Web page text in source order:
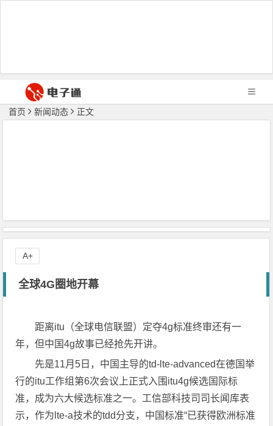
首页 新闻动态 正文
全球4G圈地开幕
距离itu（全球电信联盟）定夺4g标准终审还有一
年，但中国4g故事已经抢先开讲。
先是11月5日，中国主导的td-lte-advanced在德国举
行的itu工作组第6次会议上正式入围itu4g候选国际标
准，成为六大候选标准之一。工信部科技司司长闻库表
示，作为lte-a技术的tdd分支，中国标准“已获得欧洲标准
A+